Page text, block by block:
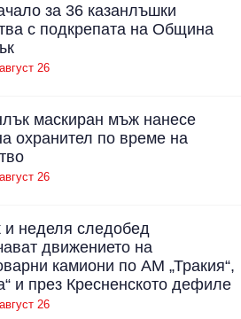
за 36 казанлъшки
с подкрепата на Община
26
маскиран мъж нанесе
охранител по време на
26
и неделя следобед
движението на
камиони по АМ „Тракия“,
и през Кресненското дефиле
26